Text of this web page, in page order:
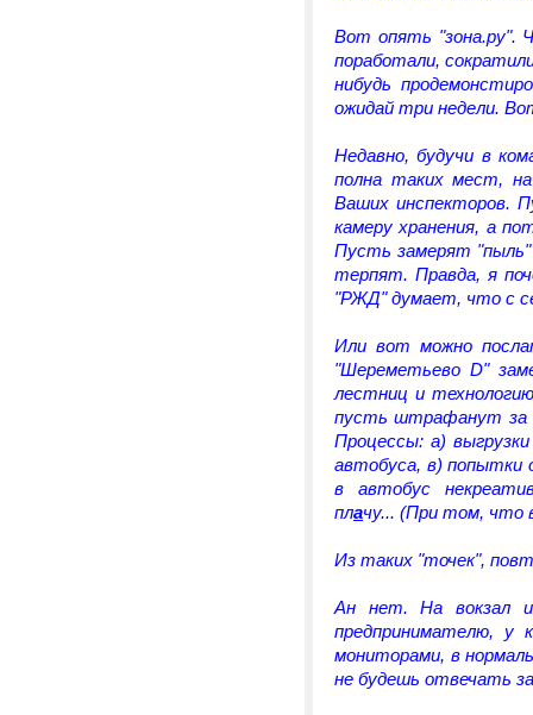
Вот опять "зона.ру".
поработали,
нибудь
ожидай три недели.
Недавно, будучи в
полна таких мест,
Ваших инспекторов.
камеру хранения, а
Пусть замерят
терпят. Правда, я
"РЖД" думает, что с
Или вот можно
"Шереметьево D"
лестниц и
пусть штрафанут за
Процессы: а)
автобуса, в) попытки
в автобус
плачу... (При том, что
Из таких "точек",
Ан нет. На вокзал
предпринимателю, у
мониторами, в
не будешь отвечать